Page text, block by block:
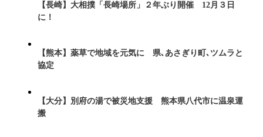
【長崎】大相撲「長崎場所」２年ぶり開催 12月３日
に！
【熊本】薬草で地域を元気に 県､あさぎり町､ツムラと
協定
【大分】別府の湯で被災地支援 熊本県八代市に温泉運
搬